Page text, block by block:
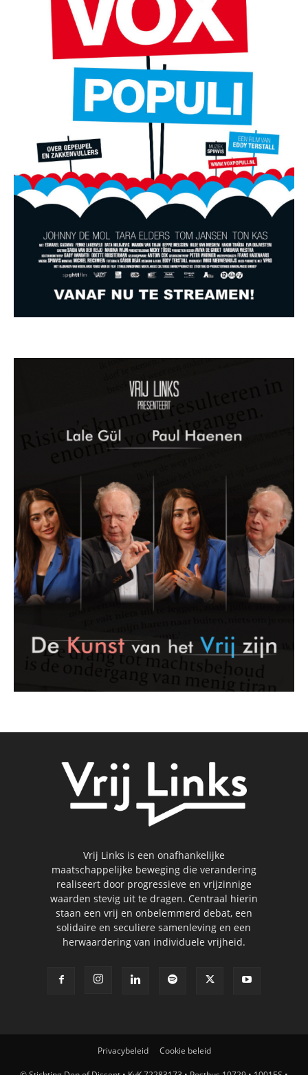
Vrij Links is een onafhankelijke
maatschappelijke beweging die verandering
realiseert door progressieve en vrijzinnige
waarden stevig uit te dragen. Centraal hierin
staan een vrij en onbelemmerd debat, een
solidaire en seculiere samenleving en een
herwaardering van individuele vrijheid.
Privacybeleid Cookie beleid